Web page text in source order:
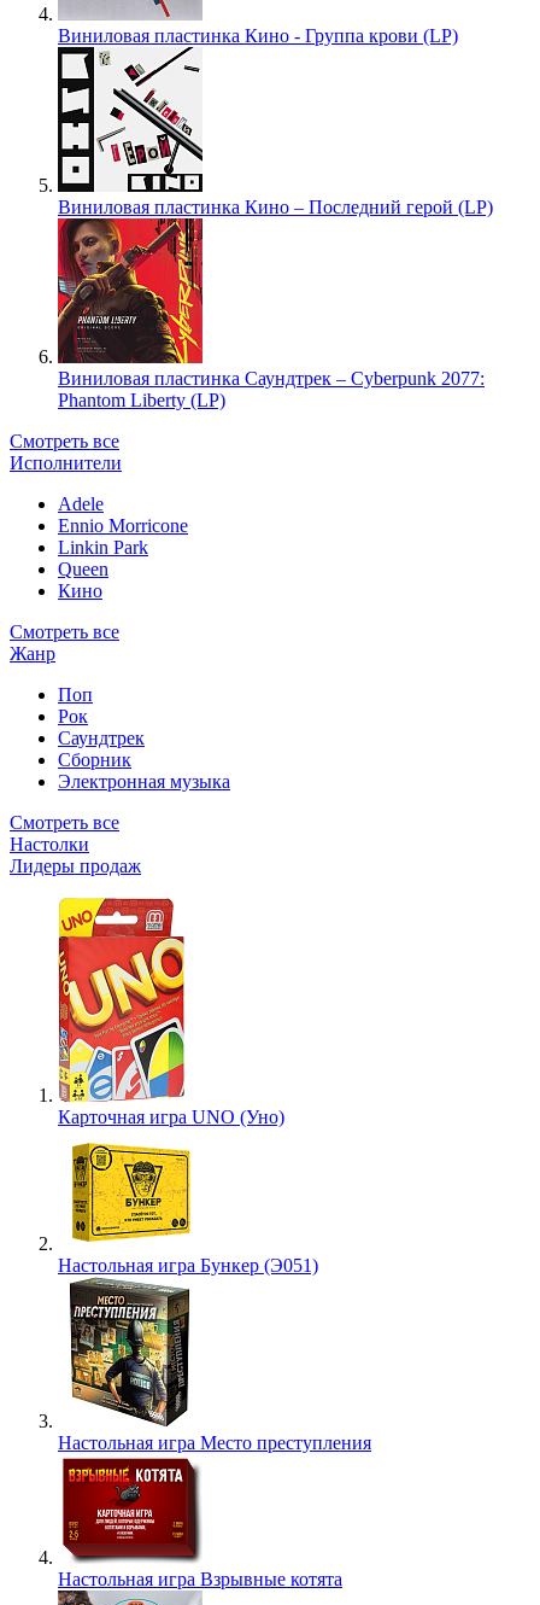
Виниловая пластинка Кино - Группа крови (LP)
Виниловая пластинка Кино – Последний герой (LP)
Виниловая пластинка Саундтрек – Cyberpunk 2077:
Phantom Liberty (LP)
Смотреть все
Исполнители
Adele
Ennio Morricone
Linkin Park
Queen
Кино
Смотреть все
Жанр
Поп
Рок
Саундтрек
Сборник
Электронная музыка
Смотреть все
Настолки
Лидеры продаж
Карточная игра UNO (Уно)
Настольная игра Бункер (Э051)
Настольная игра Место преступления
Настольная игра Взрывные котята